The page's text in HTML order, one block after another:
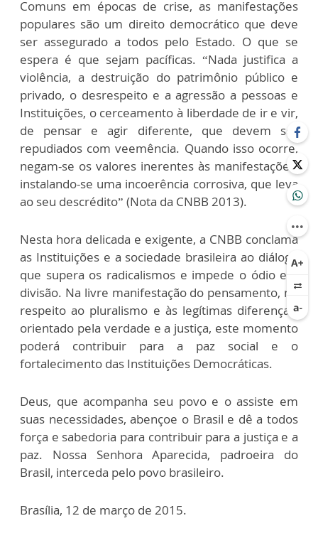
Comuns em épocas de crise, as manifestações
populares são um direito democrático que deve
ser assegurado a todos pelo Estado. O que se
espera é que sejam pacíficas. “Nada justifica a
violência, a destruição do patrimônio público e
privado, o desrespeito e a agressão a pessoas e
Instituições, o cerceamento à liberdade de ir e vir,
de pensar e agir diferente, que devem ser
repudiados com veemência. Quando isso ocorre,
negam-se os valores inerentes às manifestações,
instalando-se uma incoerência corrosiva, que leva
ao seu descrédito” (Nota da CNBB 2013).
Nesta hora delicada e exigente, a CNBB conclama
as Instituições e a sociedade brasileira ao diálogo
que supera os radicalismos e impede o ódio e a
divisão. Na livre manifestação do pensamento, no
respeito ao pluralismo e às legítimas diferenças,
orientado pela verdade e a justiça, este momento
poderá contribuir para a paz social e o
fortalecimento das Instituições Democráticas.
Deus, que acompanha seu povo e o assiste em
suas necessidades, abençoe o Brasil e dê a todos
força e sabedoria para contribuir para a justiça e a
paz. Nossa Senhora Aparecida, padroeira do
Brasil, interceda pelo povo brasileiro.
Brasília, 12 de março de 2015.